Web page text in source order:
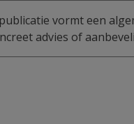
vormt een
advies of